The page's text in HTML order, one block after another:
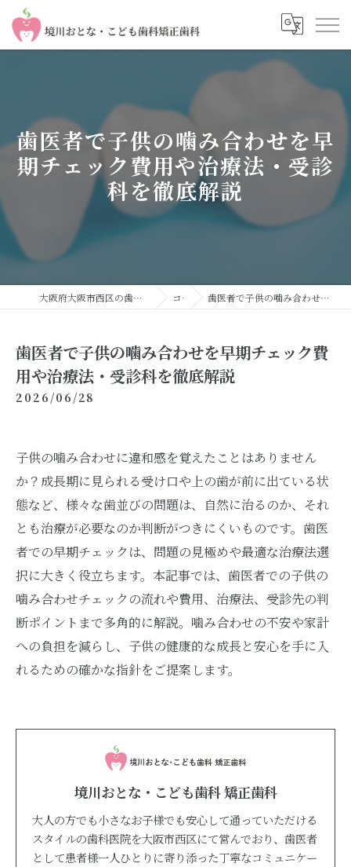
歯医者で子供の噛み合わせを早
期チェック費用や治療法・受診
科を徹底解説
大阪府大阪市西区の歯医者なら境川おとな・こども歯科 矯正歯科 コラム 歯医者で子供の噛み合わせを早期チェック費用や治療法・受診科を徹底解説
歯医者で子供の噛み合わせを早期チェック費
用や治療法・受診科を徹底解説
2026/06/28
子供の噛み合わせに違和感を覚えたことはありません
か？成長期に見られる受け口や上の歯が前に出ている状
態など、様々な歯並びの問題は、自然に治るのか、それ
とも治療が必要なのか判断がつきにくいものです。歯医
者での早期チェックは、問題の見極めや最適な治療法選
択に大きく役立ちます。本記事では、歯医者での子供の
噛み合わせチェックの流れや費用、治療法、受診先の判
断ポイントまで多角的に解説。噛み合わせの不安や家計
への負担を減らし、子供の健康的な成長と安心を手に入
れるための確かな指針をご提案します。
境川おとな・こども歯科 矯正歯科
大人の方でも小さなお子様でも安心して通っていただける
スタイルの歯科医院を大阪市西区にて営んでおり、歯医者
として患者様一人ひとりに寄り添った丁寧なコミュニケー